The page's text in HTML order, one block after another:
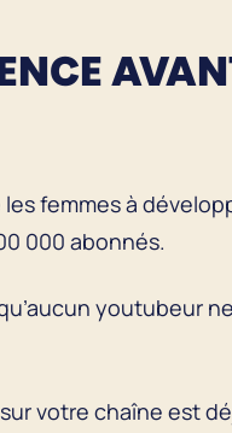
femmes à
000 abonnés.
youtubeur
votre chaîne est